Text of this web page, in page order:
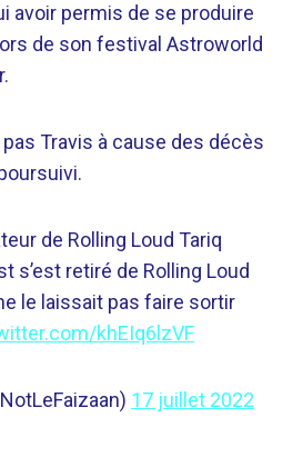
avoir permis de se produire
de son festival Astroworld
pas Travis à cause des décès
de Rolling Loud Tariq
s’est retiré de Rolling Loud
le laissait pas faire sortir
khEIq6lzVF
17 juillet 2022